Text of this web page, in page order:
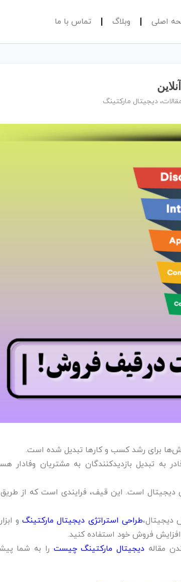
اصلی وبلاگ تماس با ما
، دیجیتال مارکتینگ
برای رشد کسب‌ و کارها تبدیل شده است.
به تبدیل بازدیدکنندگان به مشتریان وفادار
دیجیتال است. این قیف، فرایندی است که از
طراحی استراتژی‌ دیجیتال مارکتینگو
افزایش فروش خود استفاده کنید.‌
مقاله دیجیتال مارکتینگ چیست را به شما